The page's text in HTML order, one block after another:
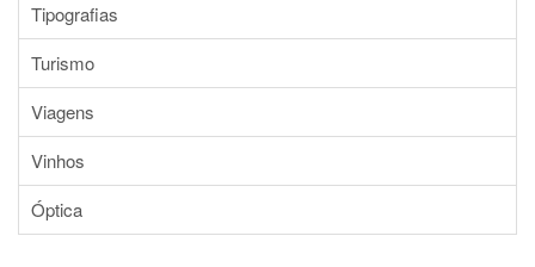
Tipografias
Turismo
Viagens
Vinhos
Óptica